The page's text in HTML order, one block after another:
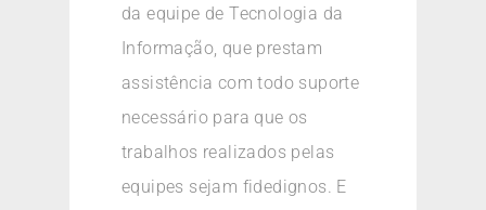
da equipe de Tecnologia da
Informação, que prestam
assistência com todo suporte
necessário para que os
trabalhos realizados pelas
equipes sejam fidedignos. E